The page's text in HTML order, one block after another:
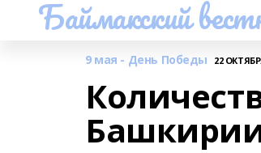
Баймакский
9 мая - День Победы 22
Башкирии